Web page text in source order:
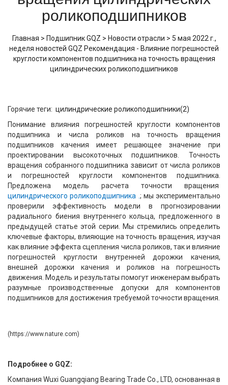
роликоподшипников
Главная > Подшипник GQZ > Новости отрасли > 5 мая 2022 г.,
неделя новостей GQZ Рекомендация - Влияние погрешностей
круглости компонентов подшипника на точность вращения
цилиндрических роликоподшипников
Горячие теги: цилиндрические роликоподшипники(2)
Понимание влияния погрешностей круглости компонентов
подшипника и числа роликов на точность вращения
подшипников качения имеет решающее значение при
проектировании высокоточных подшипников. Точность
вращения собранного подшипника зависит от числа роликов
и погрешностей круглости компонентов подшипника.
Предложена модель расчета точности вращения
цилиндрического роликоподшипника . ; мы экспериментально
проверили эффективность модели в прогнозировании
радиального биения внутреннего кольца, предложенного в
предыдущей статье этой серии.
Мы стремились определить
ключевые факторы, влияющие на точность вращения, изучая
как влияние эффекта сцепления числа роликов, так и влияние
погрешностей круглости внутренней дорожки качения,
внешней дорожки качения и роликов на погрешность
движения. Модель и результаты помогут инженерам выбрать
разумные производственные допуски для компонентов
подшипников для достижения требуемой точности вращения.
(https://www.nature.com)
Подробнее о GQZ:
Компания Wuxi Guangqiang Bearing Trade Co., LTD, основанная в